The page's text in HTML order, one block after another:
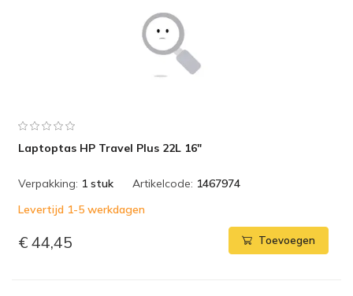
Laptoptas HP Travel Plus 22L 16"
Verpakking: 1 stuk Artikelcode: 1467974
Levertijd 1-5 werkdagen
€ 44,45 Toevoegen